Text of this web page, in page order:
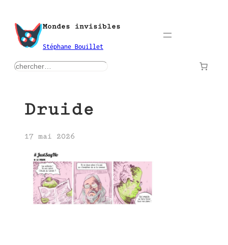
contenu
Mondes invisibles
Stéphane Bouillet
rechercher
Druide
17 mai 2026